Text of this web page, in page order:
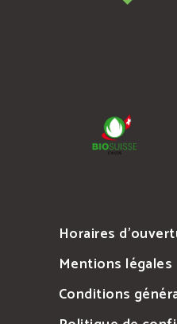
Horaires
Mentions légales
Conditions